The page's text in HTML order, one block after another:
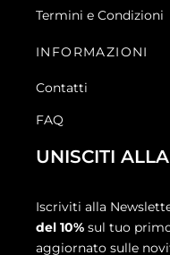
Termini e Condizioni
INFORMAZIONI
Contatti
FAQ
UNISCITI
Iscriviti alla
del 10% sul tuo
aggiornato sulle